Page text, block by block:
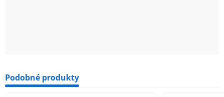
Podobné produkty